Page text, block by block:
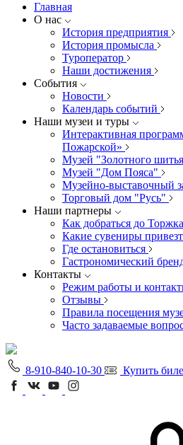
Главная
О нас
История предприятия
История промысла
Туроператор
Наши достижения
События
Новости
Календарь событий
Наши музеи и туры
Интерактивная
Пожарской»
Музей "Золотного
Музей "Дом Пояса"
Музейно-выставочный
Торговый дом "Русь"
Наши партнеры
Как добраться до Торжка
Какие сувениры
Где остановиться
Гастрономический
Контакты
Режим работы и
Отзывы
Правила посещения
Часто задаваемые
8-910-840-10-30 Купить